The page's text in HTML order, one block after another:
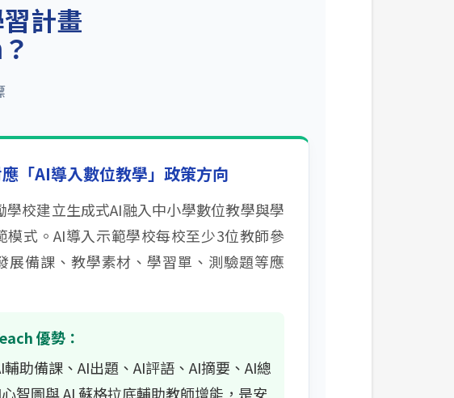
計畫
「AI導入數位教學」政策方向
學校建立生成式AI融入中小學數位教學與學
模式。AI導入示範學校每校至少3位教師參
展備課、教學素材、學習單、測驗題等應
優勢：
輔助備課、AI出題、AI評語、AI摘要、AI總
智圖與 AI 蘇格拉底輔助教師增能，是安